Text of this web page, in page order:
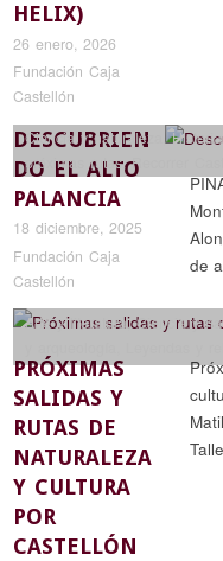
HELIX)
26 enero, 2026
Fundación Caja
Castellón
DESCUBRIEN
DO EL ALTO
PALANCIA
18 diciembre, 2025
Fundación Caja
Castellón
Ciencia y naturaleza ,
próximas rutas,Recorrer
de
PRÓXIMAS
SALIDAS Y
RUTAS DE
NATURALEZA
Y CULTURA
POR
CASTELLÓN
Arte y literatura,Ciencia y
Reportajes,Rutas y